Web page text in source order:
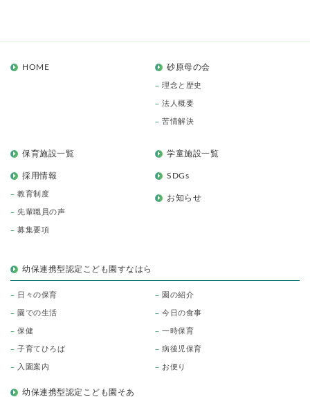
HOME 砂原母の会
理念と歴史
法人概要
苦情解決
保育施設一覧 学童施設一覧
採用情報
教育制度
先輩職員の声
募集要項
SDGs
お知らせ
幼保連携型認定こども園すなはら
日々の保育 園の紹介
園での生活 今日の食事
保健 一時保育
子育てひろば 病後児保育
入園案内 お便り
幼保連携型認定こども園そあ